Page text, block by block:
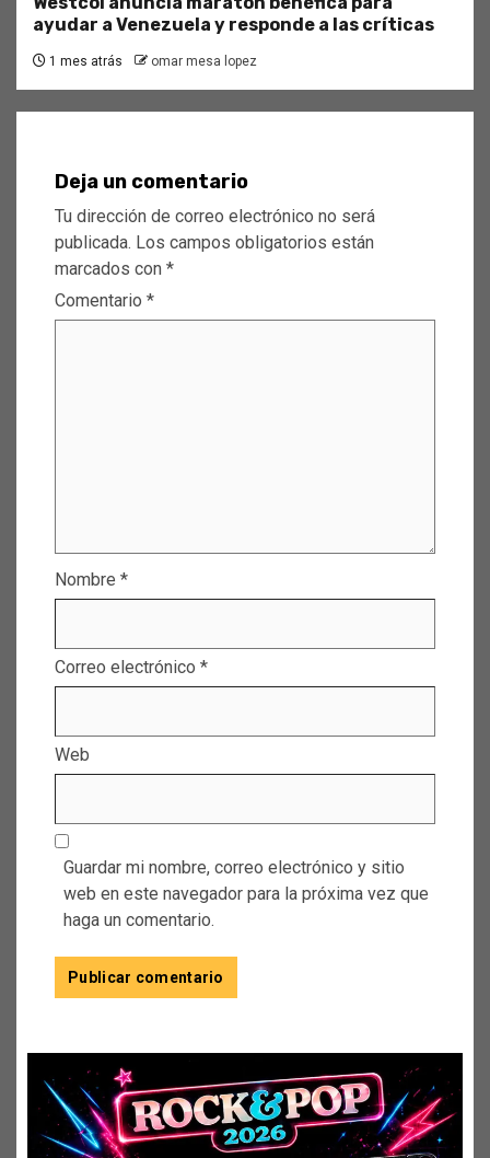
ayudar a Venezuela y responde a las críticas
1 mes atrás omar mesa lopez
Deja un comentario
Tu dirección de correo electrónico no será
publicada. Los campos obligatorios están
marcados con *
Comentario *
Nombre *
Correo electrónico *
Web
Guardar mi nombre, correo electrónico y sitio
web en este navegador para la próxima vez que
haga un comentario.